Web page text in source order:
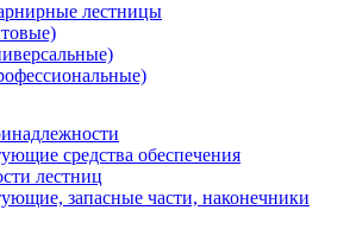
лестницы
средства обеспечения
лестниц
запасные части, наконечники